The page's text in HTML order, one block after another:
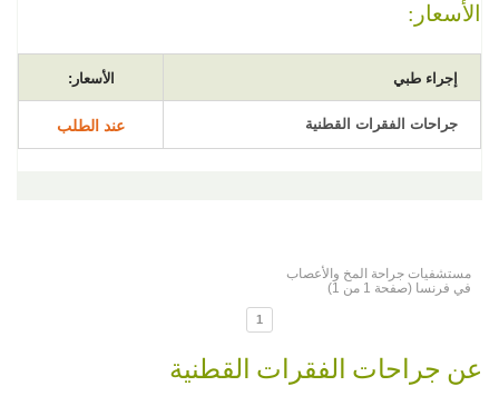
الأسعار:
إجراء طبي الأسعار:
جراحات الفقرات القطنية عند الطلب
مستشفيات جراحة المخ والأعصاب
في فرنسا (صفحة 1 من 1)
1
عن جراحات الفقرات القطنية